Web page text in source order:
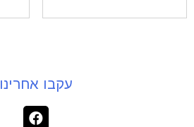
עקבו אחרינו